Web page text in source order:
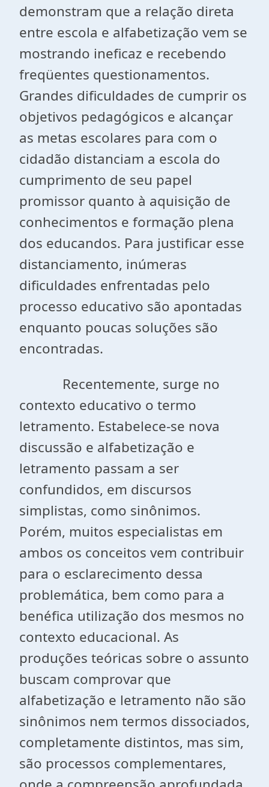
demonstram que a relação direta
entre escola e alfabetização vem se
mostrando ineficaz e recebendo
freqüentes questionamentos.
Grandes dificuldades de cumprir os
objetivos pedagógicos e alcançar
as metas escolares para com o
cidadão distanciam a escola do
cumprimento de seu papel
promissor quanto à aquisição de
conhecimentos e formação plena
dos educandos. Para justificar esse
distanciamento, inúmeras
dificuldades enfrentadas pelo
processo educativo são apontadas
enquanto poucas soluções são
encontradas.
Recentemente, surge no
contexto educativo o termo
letramento. Estabelece-se nova
discussão e alfabetização e
letramento passam a ser
confundidos, em discursos
simplistas, como sinônimos.
Porém, muitos especialistas em
ambos os conceitos vem contribuir
para o esclarecimento dessa
problemática, bem como para a
benéfica utilização dos mesmos no
contexto educacional. As
produções teóricas sobre o assunto
buscam comprovar que
alfabetização e letramento não são
sinônimos nem termos dissociados,
completamente distintos, mas sim,
são processos complementares,